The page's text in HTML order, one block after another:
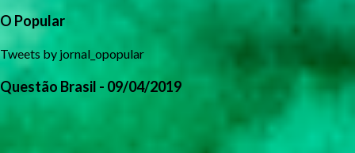
O Popular
Tweets by jornal_opopular
Questão Brasil - 09/04/2019